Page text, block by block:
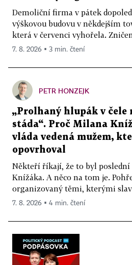
Demoliční firma v pátek
výškovou budovu v někdejším
která v červenci vyhořela.
7. 8. 2026 ▪ 3 min. čtení
PETR HONZEJK
„Prolhaný hlupák v čele
stáda“. Proč Milana
vláda vedená mužem,
opovrhoval
Někteří říkají, že to byl
Knížáka. A něco na tom je.
organizovaný těmi, kterými
7. 8. 2026 ▪ 4 min. čtení